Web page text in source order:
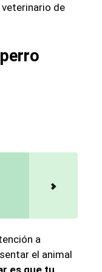
de
a
el animal
es que tu